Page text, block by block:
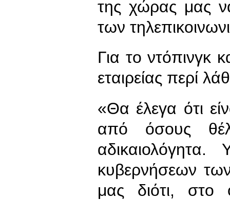
της χώρας μας
των
Για το ντόπινγκ
εταιρείας περί
«Θα έλεγα ότι
από όσους
κυβερνήσεων
μας διότι, στο